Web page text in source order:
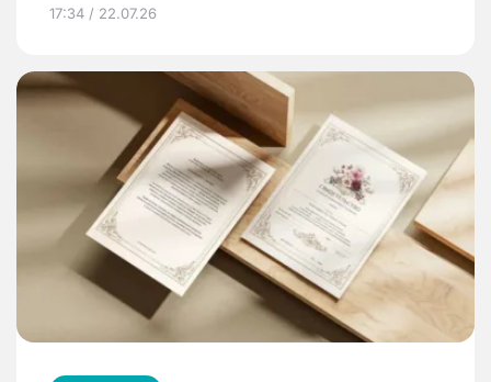
17:34 / 22.07.26